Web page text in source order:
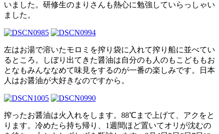
いました。研修生のまりさんも熱心に勉強していらっしゃい
ました。
左はお湯で溶いたモロミを搾り袋に入れて搾り船に並べてい
るところ。しぼり出てきた醤油は自分のも人のもこどももお
となもみんななめて味見をするのが一番の楽しみです。日本
人はお醤油が大好きなのですから。
搾ったお醤油は火入れをします。88℃まで上げて、アクをと
ります。冷めたら持ち帰り、1週間ほど置いてオリが沈むの